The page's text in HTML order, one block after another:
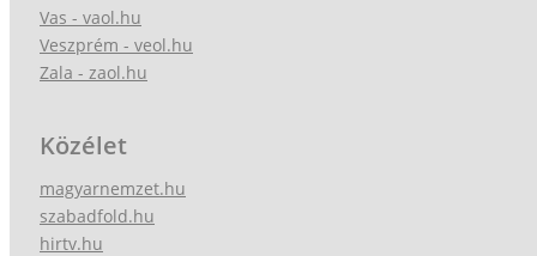
Vas - vaol.hu
Veszprém - veol.hu
Zala - zaol.hu
Közélet
magyarnemzet.hu
szabadfold.hu
hirtv.hu